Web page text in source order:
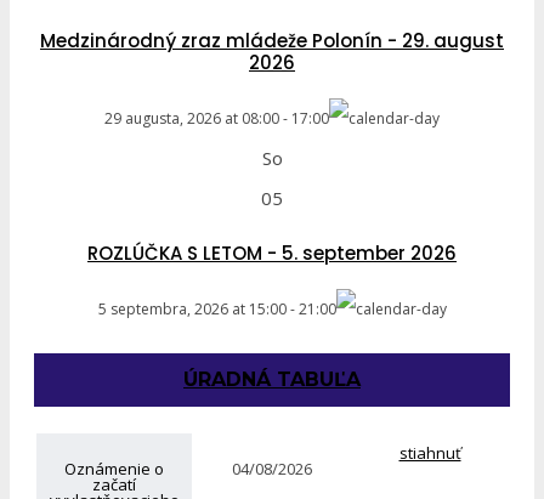
Medzinárodný zraz mládeže Polonín - 29. august
2026
29 augusta, 2026 at 08:00- 17:00
So
05
ROZLÚČKA S LETOM - 5. september 2026
5 septembra, 2026 at 15:00-21:00
ÚRADNÁ TABUĽA
Oznámenie o
začatí
04/08/2026
stiahnuť